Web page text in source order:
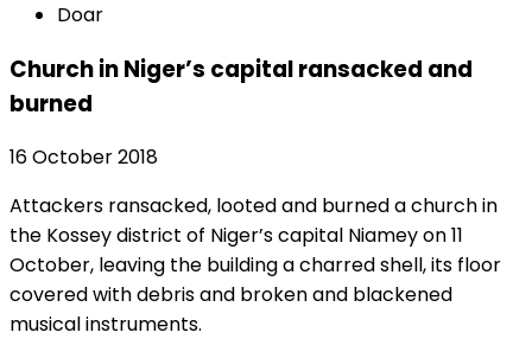
Doar
Church in Niger’s capital ransacked and
burned
16 October 2018
Attackers ransacked, looted and burned a church in
the Kossey district of Niger’s capital Niamey on 11
October, leaving the building a charred shell, its floor
covered with debris and broken and blackened
musical instruments.